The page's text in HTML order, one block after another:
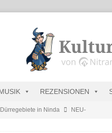
REZENSIONEN
in Ninda NEU-